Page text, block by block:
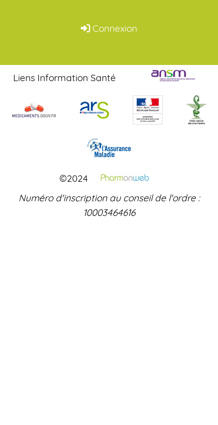
Connexion
Liens Information Santé
©2024
Numéro d'inscription au conseil de l'ordre :
10003464616